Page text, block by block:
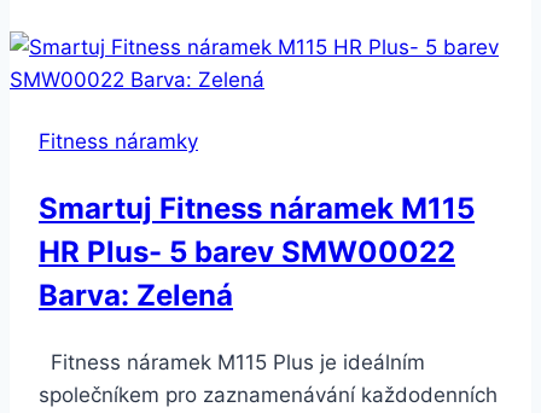
CF007
SMW00007
Modrá
Fitness náramky
Smartuj Fitness náramek M115
HR Plus- 5 barev SMW00022
Barva: Zelená
Fitness náramek M115 Plus je ideálním
společníkem pro zaznamenávání každodenních